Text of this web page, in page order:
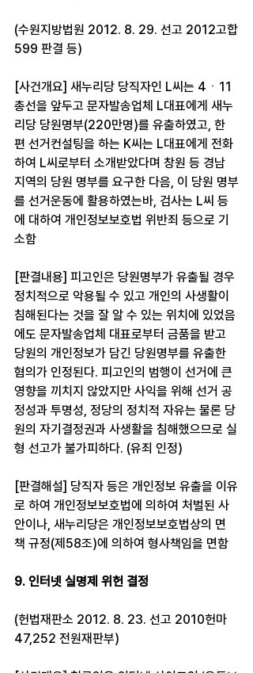
(수원지방법원 2012. 8. 29. 선고 2012고합
599 판결 등)
[사건개요] 새누리당 당직자인 L씨는 4ㆍ11
총선을 앞두고 문자발송업체 L대표에게 새누
리당 당원명부(220만명)를 유출하였고, 한
편 선거컨설팅을 하는 K씨는 L대표에게 전화
하여 L씨로부터 소개받았다며 창원 등 경남
지역의 당원 명부를 요구한 다음, 이 당원 명부
를 선거운동에 활용하였는바, 검사는 L씨 등
에 대하여 개인정보보호법 위반죄 등으로 기
소함
[판결내용] 피고인은 당원명부가 유출될 경우
정치적으로 악용될 수 있고 개인의 사생활이
침해된다는 것을 잘 알 수 있는 위치에 있었음
에도 문자발송업체 대표로부터 금품을 받고
당원의 개인정보가 담긴 당원명부를 유출한
혐의가 인정된다. 피고인의 범행이 선거에 큰
영향을 끼치지 않았지만 사익을 위해 선거 공
정성과 투명성, 정당의 정치적 자유는 물론 당
원의 자기결정권과 사생활을 침해했으므로 실
형 선고가 불가피하다. (유죄 인정)
[판결해설] 당직자 등은 개인정보 유출을 이유
로 하여 개인정보보호법에 의하여 처벌된 사
안이나, 새누리당은 개인정보보호법상의 면
책 규정(제58조)에 의하여 형사책임을 면함
9. 인터넷 실명제 위헌 결정
(헌법재판소 2012. 8. 23. 선고 2010헌마
47,252 전원재판부)